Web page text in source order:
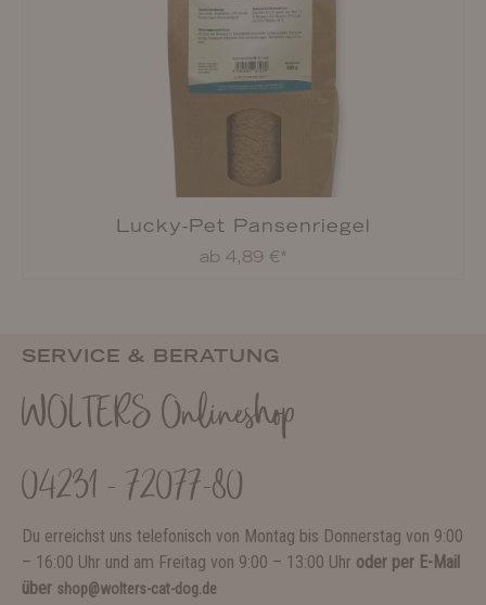
Lucky-Pet Pansenriegel
ab 4,89 €*
SERVICE & BERATUNG
WOLTERS Onlineshop
04231 - 72077-80
Du erreichst uns telefonisch von Montag bis Donnerstag von 9:00
– 16:00 Uhr und am Freitag von 9:00 – 13:00 Uhr oder per E-Mail
über shop@wolters-cat-dog.de